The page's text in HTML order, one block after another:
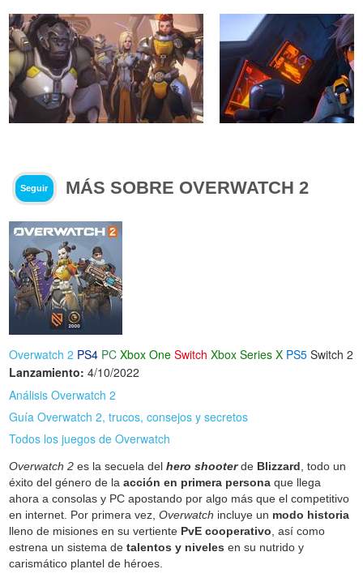
Seguir MÁS SOBRE OVERWATCH 2
Overwatch 2 PS4 PC Xbox One Switch Xbox Series X PS5 Switch 2
Lanzamiento: 4/10/2022
Análisis Overwatch 2
Guía Overwatch 2, trucos, consejos y secretos
Todos los juegos de Overwatch
Overwatch 2 es la secuela delhero shooterde Blizzard , todo un
éxito del género de laacción en primera persona que llega
ahora a consolas y PC apostando por algo más que el competitivo
en internet. Por primera vez,Overwatch incluye un modo historia
lleno de misiones en su vertiente PvE cooperativo , así como
estrena un sistema detalentos y niveles en su nutrido y
carismático plantel de héroes.